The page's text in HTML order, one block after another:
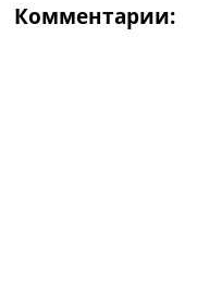
Комментарии: